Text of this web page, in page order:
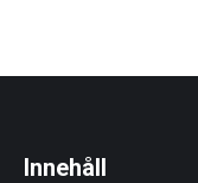
Innehåll